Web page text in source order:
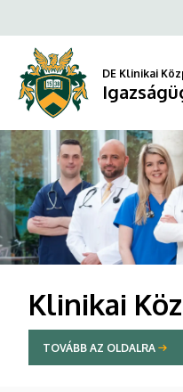
Orvostan
DE Klinikai
DIAVETÍTÉS
Klinikai
TOVÁBB AZ OLDALRA